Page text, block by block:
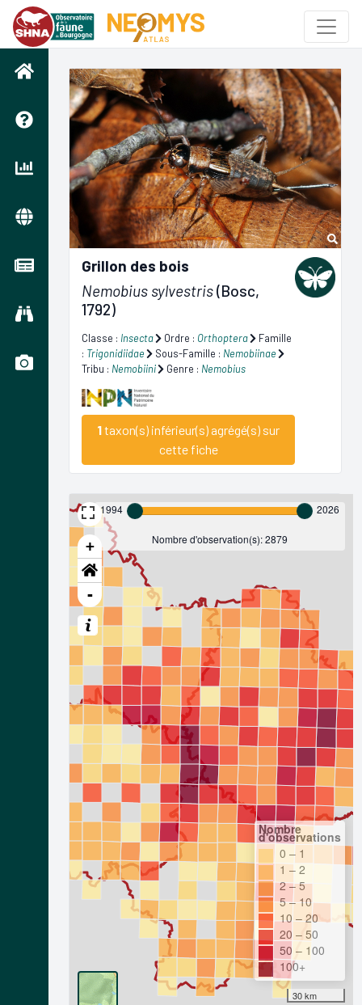
Grillon des bois
Nemobius sylvestris(Bosc,
1792)
Classe : Insecta Ordre : Orthoptera
Famille
: Trigonidiidae Sous-Famille : Nemobiinae
Tribu : Nemobiini Genre : Nemobius
1taxon(s) inférieur(s) agrégé(s) sur
cette fiche
+
-
1994 2026
Nombre d'observation(s): 2879
Nombre
d'observations
0 – 1
1 – 2
2 – 5
5 – 10
10 – 20
20 – 50
50 – 100
100+
30 km